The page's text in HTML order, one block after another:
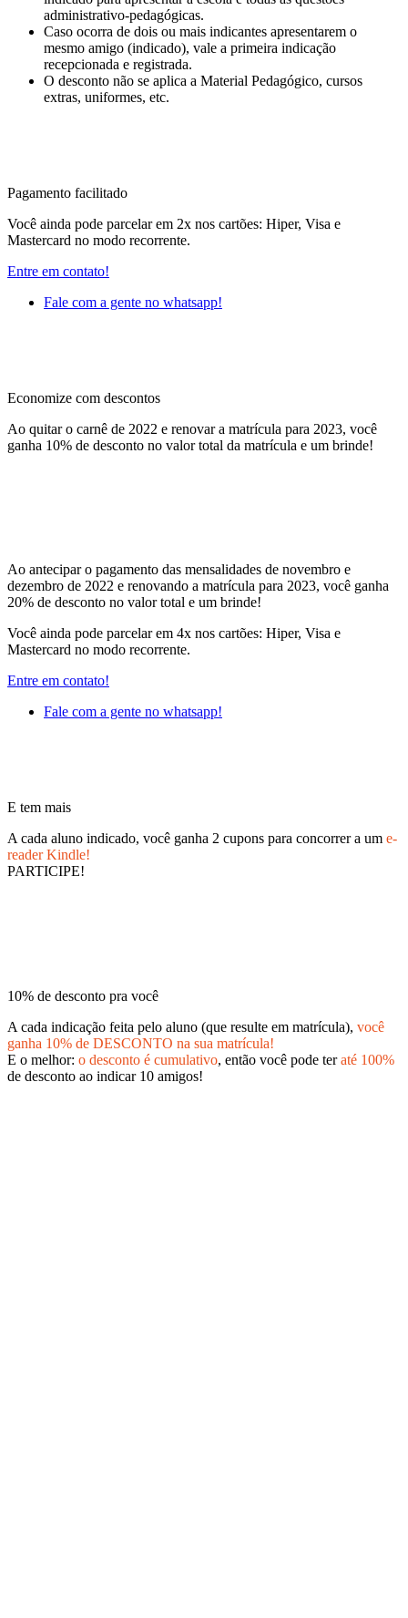
administrativo-pedagógicas.
Caso ocorra de dois ou mais indicantes apresentarem o
mesmo amigo (indicado), vale a primeira indicação
recepcionada e registrada.
O desconto não se aplica a Material Pedagógico, cursos
extras, uniformes, etc.
Pagamento facilitado
Você ainda pode parcelar em 2x nos cartões: Hiper, Visa e
Mastercard no modo recorrente.
Entre em contato!
Fale com a gente no whatsapp!
Economize com descontos
Ao quitar o carnê de 2022 e renovar a matrícula para 2023, você
ganha 10% de desconto no valor total da matrícula e um brinde!
Ao antecipar o pagamento das mensalidades de novembro e
dezembro de 2022 e renovando a matrícula para 2023, você ganha
20% de desconto no valor total e um brinde!
Você ainda pode parcelar em 4x nos cartões: Hiper, Visa e
Mastercard no modo recorrente.
Entre em contato!
Fale com a gente no whatsapp!
E tem mais
A cada aluno indicado, você ganha 2 cupons para concorrer a um e-
reader Kindle!
PARTICIPE!
10% de desconto pra você
A cada indicação feita pelo aluno (que resulte em matrícula), você
ganha 10% de DESCONTO na sua matrícula!
E o melhor: o desconto é cumulativo, então você pode teraté 100%
de desconto ao indicar 10 amigos!